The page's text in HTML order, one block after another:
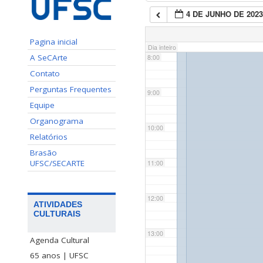
Pagina inicial
A SeCArte
Contato
Perguntas Frequentes
Equipe
Organograma
Relatórios
Brasão
UFSC/SECARTE
ATIVIDADES
CULTURAIS
Agenda Cultural
65 anos | UFSC
4 DE JUNHO DE 2023
Dia inteiro
7:00
8:00
9:00
10:00
11:00
12:00
13:00